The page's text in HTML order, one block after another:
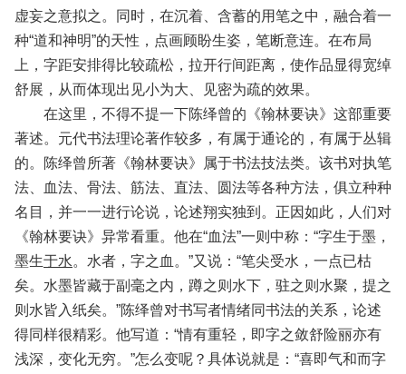
虚妄之意拟之。同时，在沉着、含蓄的用笔之中，融合着一
种“道和神明”的天性，点画顾盼生姿，笔断意连。在布局
上，字距安排得比较疏松，拉开行间距离，使作品显得宽绰
舒展，从而体现出见小为大、见密为疏的效果。
在这里，不得不提一下陈绎曾的《翰林要诀》这部重要
著述。元代书法理论著作较多，有属于通论的，有属于丛辑
的。陈绎曾所著《翰林要诀》属于书法技法类。该书对执笔
法、血法、骨法、筋法、直法、圆法等各种方法，俱立种种
名目，并一一进行论说，论述翔实独到。正因如此，人们对
《翰林要诀》异常看重。他在“血法”一则中称：“字生于墨，
墨生于水。水者，字之血。”又说：“笔尖受水，一点已枯
矣。水墨皆藏于副毫之内，蹲之则水下，驻之则水聚，提之
则水皆入纸矣。”陈绎曾对书写者情绪同书法的关系，论述
得同样很精彩。他写道：“情有重轻，即字之敛舒险丽亦有
浅深，变化无穷。”怎么变呢？具体说就是：“喜即气和而字